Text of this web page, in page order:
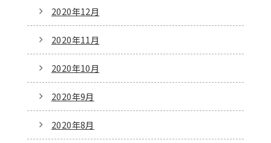
2020年12月
2020年11月
2020年10月
2020年9月
2020年8月